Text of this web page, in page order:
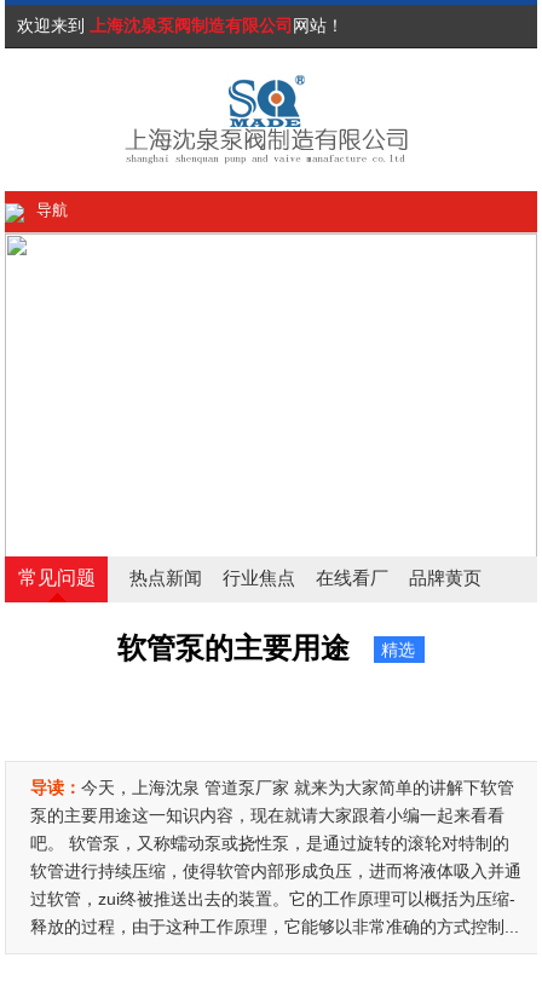
欢迎来到 上海沈泉泵阀制造有限公司 网站！
导航
常见问题 热点新闻 行业焦点 在线看厂 品牌黄页
软管泵的主要用途 精选
导读：今天，上海沈泉 管道泵厂家 就来为大家简单的讲解下软管
泵的主要用途这一知识内容，现在就请大家跟着小编一起来看看
吧。 软管泵，又称蠕动泵或挠性泵，是通过旋转的滚轮对特制的
软管进行持续压缩，使得软管内部形成负压，进而将液体吸入并通
过软管，zui终被推送出去的装置。它的工作原理可以概括为压缩-
释放的过程，由于这种工作原理，它能够以非常准确的方式控制...